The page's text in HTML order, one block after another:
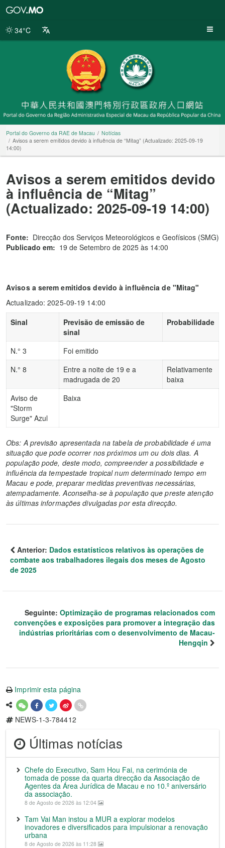
da
34°C
Portal do Governo da RAE de Macau
Notícias
Avisos a serem emitidos devido à influência de “Mitag” (Actualizado: 2025-09-19
14:00)
Avisos a serem emitidos devido
à influência de “Mitag”
(Actualizado: 2025-09-19 14:00)
Fonte: Direcção dos Serviços Meteorológicos e Geofísicos (SMG)
Publicado em: 19 de Setembro de 2025 às 14:00
Avisos a serem emitidos devido à influência de "Mitag"
Actualizado: 2025-09-19 14:00
Sinal
Previsão de emissão de
sinal
Probabilidade
N.° 3
Foi emitido
N.° 8
Entre a noite de 19 e a
madrugada de 20
Relativamente
baixa
Aviso de
"Storm
Surge" Azul
Baixa
Obs: A previsão apresentada na tabela de probabilidade é uma
situação que pode ocorrer nos próximos um ou dois dias. A
população pode, deste modo, compreender a possibilidade e
influência da tempestade tropical num determinado tempo em
Macau e pode, preparar medidas preventivas necessárias,
atempadamente. Aconselha-se à população que preste atenção
às últimas informações divulgadas por esta direcção.
Anterior: Dados estatísticos relativos às operações de
combate aos trabalhadores ilegais dos meses de Agosto
de 2025
Seguinte: Optimização de programas relacionados com
convenções e exposições para promover a integração das
indústrias prioritárias com o desenvolvimento de Macau-
Hengqin
Imprimir esta página
NEWS-1-3-784412
Últimas notícias
Chefe do Executivo, Sam Hou Fai, na cerimónia de
tomada de posse da quarta direcção da Associação de
Agentes da Área Jurídica de Macau e no 10.º aniversário
da associação.
8 de Agosto de 2026 às 12:04
Tam Vai Man instou a MUR a explorar modelos
inovadores e diversificados para impulsionar a renovação
urbana
8 de Agosto de 2026 às 11:28